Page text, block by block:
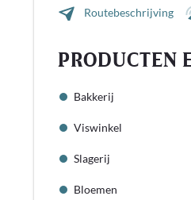
Routebeschrijving
PRODUCTEN
Bakkerij
Viswinkel
Slagerij
Bloemen